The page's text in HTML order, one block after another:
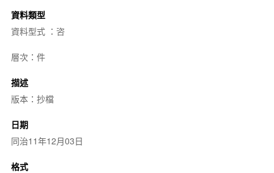
資料類型
資料型式 ：咨
層次：件
描述
版本：抄檔
日期
同治11年12月03日
格式